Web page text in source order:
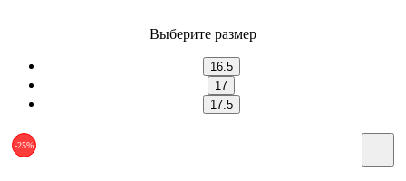
Выберите размер
16.5
17
17.5
-25%